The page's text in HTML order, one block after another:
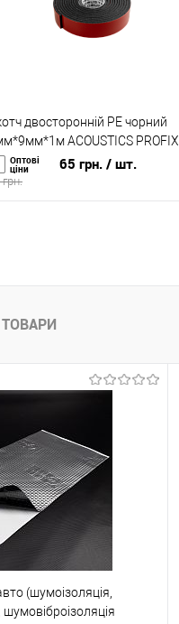
У вибране
У наявності
двосторонній PE чорний
ACOUSTICS PROFIX
Оптові
ціни 65 грн. / шт.
У вибране
ТОВАРИ
(шумоізоляція,